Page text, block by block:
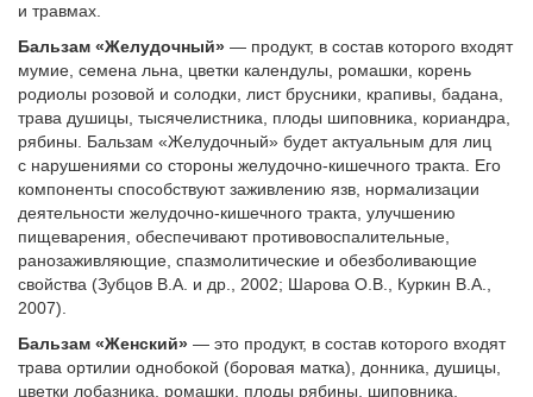
и травмах.
Бальзам «Желудочный» — продукт, в состав которого входят
мумие, семена льна, цветки календулы, ромашки, корень
родиолы розовой и солодки, лист брусники, крапивы, бадана,
трава душицы, тысячелистника, плоды шиповника, кориандра,
рябины. Бальзам «Желудочный» будет актуальным для лиц
с нарушениями со стороны желудочно-кишечного тракта. Его
компоненты способствуют заживлению язв, нормализации
деятельности желудочно-кишечного тракта, улучшению
пищеварения, обеспечивают противовоспалительные,
ранозаживляющие, спазмолитические и обезболивающие
свойства (Зубцов В.А. и др., 2002; Шарова О.В., Куркин В.А.,
2007).
Бальзам «Женский» — это продукт, в состав которого входят
трава ортилии однобокой (боровая матка), донника, душицы,
цветки лобазника, ромашки, плоды рябины, шиповника,